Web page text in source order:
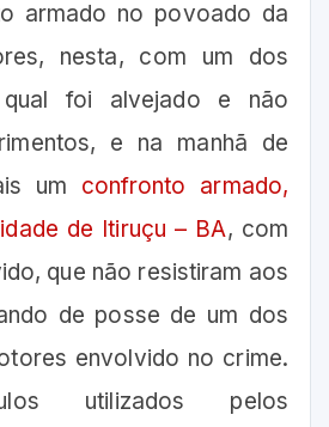
armado no povoado da
nesta, com um dos
foi alvejado e não
e na manhã de
um confronto armado,
de Itiruçu – BA, com
que não resistiram aos
de posse de um dos
envolvido no crime.
utilizados pelos